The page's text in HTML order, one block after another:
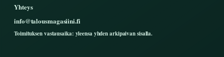
Yhteys
info@talousmagasiini.fi
Toimituksen vastausaika: yleensa yhden arkipaivan sisalla.